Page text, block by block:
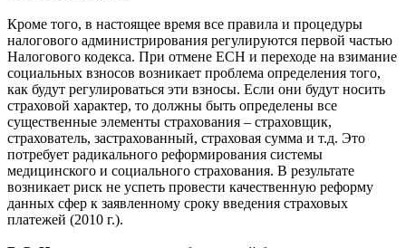
Кроме того, в настоящее время все правила и процедуры
налогового администрирования регулируются первой частью
Налогового кодекса. При отмене ЕСН и переходе на взимание
социальных взносов возникает проблема определения того,
как будут регулироваться эти взносы. Если они будут носить
страховой характер, то должны быть определены все
существенные элементы страхования – страховщик,
страхователь, застрахованный, страховая сумма и т.д. Это
потребует радикального реформирования системы
медицинского и социального страхования. В результате
возникает риск не успеть провести качественную реформу
данных сфер к заявленному сроку введения страховых
платежей (2010 г.).